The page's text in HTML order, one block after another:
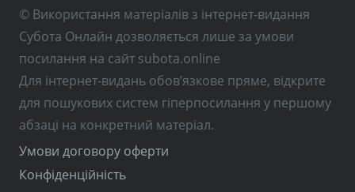
© Використання матеріалів з інтернет-видання
Субота Онлайн дозволяється лише за умови
посилання на сайт subota.online
Для інтернет-видань обов’язкове пряме, відкрите
для пошукових систем гіперпосилання у першому
абзаці на конкретний матеріал.
Умови договору оферти
Конфіденційність